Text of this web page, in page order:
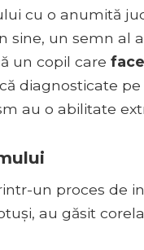
cu o anumită
sine, un semn al
un copil care face
diagnosticate
au o abilitate
un proces de
au găsit